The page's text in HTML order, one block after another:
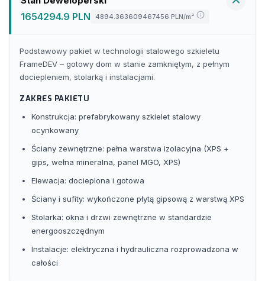
1654294.9 PLN 4894.363609467456 PLN/m²
Podstawowy pakiet w technologii stalowego szkieletu
FrameDEV – gotowy dom w stanie zamkniętym, z pełnym
dociepleniem, stolarką i instalacjami.
ZAKRES PAKIETU
Konstrukcja: prefabrykowany szkielet stalowy
ocynkowany
Ściany zewnętrzne: pełna warstwa izolacyjna (XPS +
gips, wełna mineralna, panel MGO, XPS)
Elewacja: docieplona i gotowa
Ściany i sufity: wykończone płytą gipsową z warstwą XPS
Stolarka: okna i drzwi zewnętrzne w standardzie
energooszczędnym
Instalacje: elektryczna i hydrauliczna rozprowadzona w
całości